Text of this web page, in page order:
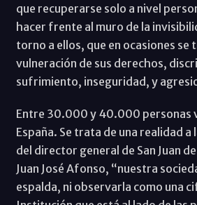
que recuperarse solo a nivel
hacer frente al muro de la
torno a ellos, que en ocasiones se
vulneración de sus derechos,
sufrimiento, inseguridad, y
Entre 30.000 y 40.000 personas
España. Se trata de una realidad a
del director general de San Juan
Juan José Afonso, “nuestra
espalda, ni observarla como una